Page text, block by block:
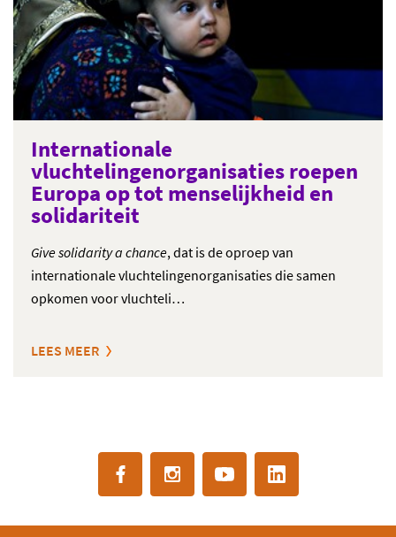
Internationale
vluchtelingenorganisaties roepen
Europa op tot menselijkheid en
solidariteit
Give solidarity a chance, dat is de oproep van
internationale vluchtelingenorganisaties die samen
opkomen voor vluchteli…
LEES MEER